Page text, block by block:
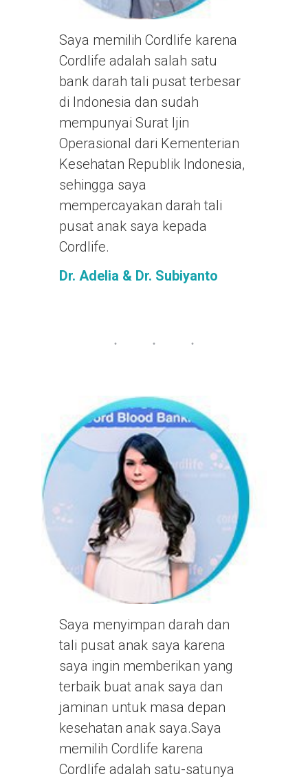
Saya memilih Cordlife karena
Cordlife adalah salah satu
bank darah tali pusat terbesar
di Indonesia dan sudah
mempunyai Surat Ijin
Operasional dari Kementerian
Kesehatan Republik Indonesia,
sehingga saya
mempercayakan darah tali
pusat anak saya kepada
Cordlife.
Dr. Adelia & Dr. Subiyanto
Saya menyimpan darah dan
tali pusat anak saya karena
saya ingin memberikan yang
terbaik buat anak saya dan
jaminan untuk masa depan
kesehatan anak saya.Saya
memilih Cordlife karena
Cordlife adalah satu-satunya